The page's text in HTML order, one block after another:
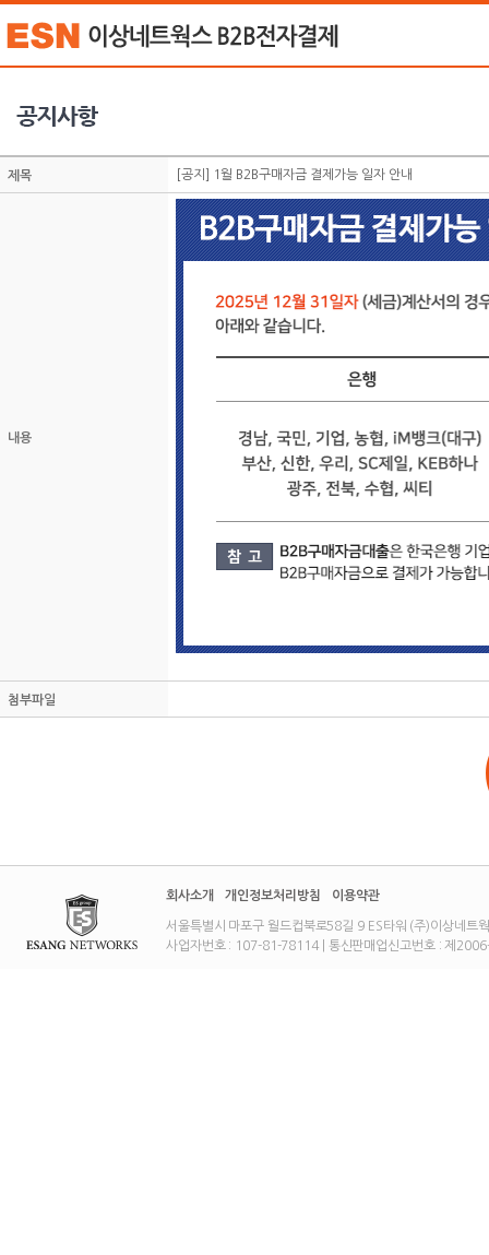
제목 [공지] 1월 B2B구매자금 결제가능 일자 안내
내용
첨부파일
회사소개 개인정보처리방침 이용약관
서울특별시 마포구 월드컵북로58길 9 ES타워 (주)이상네
사업자번호 : 107-81-78114 | 통신판매업신고번호 : 제